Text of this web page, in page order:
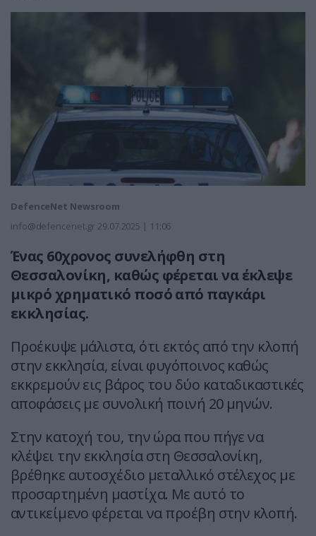
DefenceNet Newsroom
info@defencenet.gr 29.07.2025 | 11:06
Ένας 60χρονος συνελήφθη στη
Θεσσαλονίκη, καθώς φέρεται να έκλεψε
μικρό χρηματικό ποσό από παγκάρι
εκκλησίας.
Προέκυψε μάλιστα, ότι εκτός από την κλοπή
στην εκκλησία, είναι φυγόποινος καθώς
εκκρεμούν εις βάρος του δύο καταδικαστικές
αποφάσεις με συνολική ποινή 20 μηνών.
Στην κατοχή του, την ώρα που πήγε να
κλέψει την εκκλησία στη Θεσσαλονίκη,
βρέθηκε αυτοσχέδιο μεταλλικό στέλεχος με
προσαρτημένη μαστίχα. Με αυτό το
αντικείμενο φέρεται να προέβη στην κλοπή.